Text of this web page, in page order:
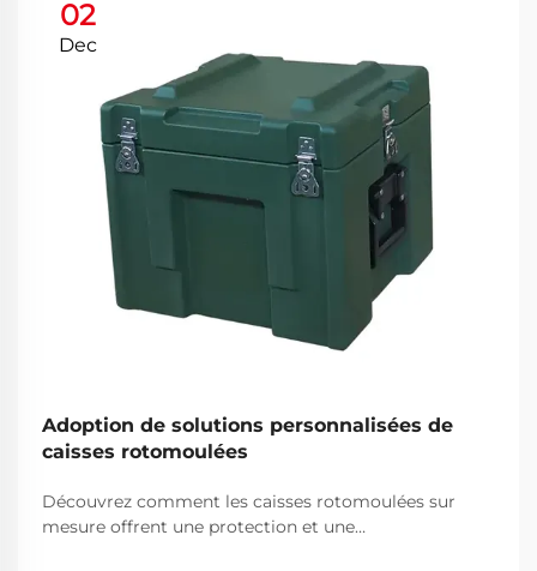
02
Dec
Adoption de solutions personnalisées de
caisses rotomoulées
Découvrez comment les caisses rotomoulées sur
mesure offrent une protection et une